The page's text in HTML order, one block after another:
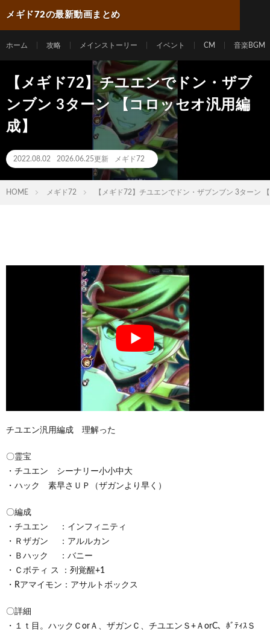
メギド72の最新動画まとめ
ホーム 攻略 メインストーリー イベント CM 音楽BGM
【メギド72】チユエンでドン・ザブ
ンブン 3ターン 【コロッセオ汎用編
成】
2022.08.02 2026.06.25更新 メギド72
HOME メギド72 【メギド72】チユエンでドン・ザブンブン 3ターン
チユエン汎用編成 理解った
〇霊宝
・チユエン シーナリー小小中大
・ハック 素早さＵＰ（ザガンより早く）
〇編成
・チユエン ：インフィニティ
・Ｒザガン ：アルルカン
・Ｂハック ：バニー
・Ｃボティ ス ：列覚醒+1
・Rアマイモン：アサルトボックス
〇詳細
・１ｔ目。ハックＣorＡ、ザガンＣ、チユエンＳ+ＡorC、ﾎﾞﾃｨｽＳ